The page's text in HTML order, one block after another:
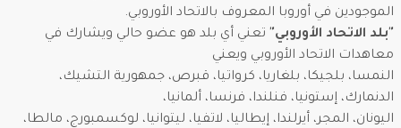
الموجودين في أوروبا المعروف بالاتحاد الأوروبي.
"بلد الاتحاد الأوروبي" تعني أي بلد هو عضو حالي ويشارك في
معاهدات الاتحاد الأوروبي ويعني
النمسا، بلجيكا، بلغاريا، كرواتيا، قبرص، جمهورية التشيك،
الدنمارك، إستونيا، فنلندا، فرنسا، ألمانيا،
اليونان، المجر، أيرلندا، إيطاليا، لاتفيا، ليتوانيا، لوكسمبورج، مالطا،